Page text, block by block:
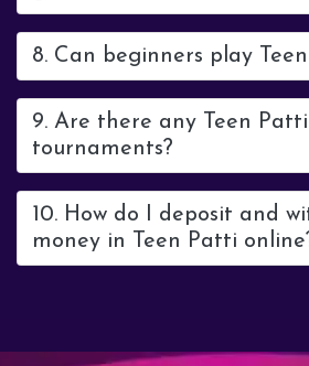
8. Can beginners play
9. Are there any Teen Patti
tournaments?
10. How do I deposit and
money in Teen Patti